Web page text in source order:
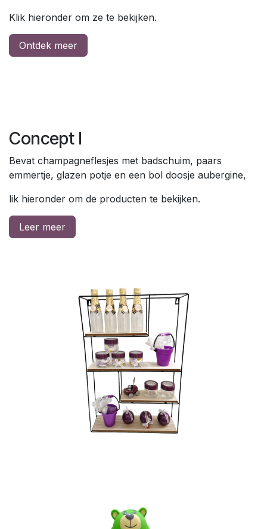
Klik hieronder om ze te bekijken.
Ontdek meer
Concept I
Bevat champagneflesjes met badschuim, paars
emmertje, glazen potje en een bol doosje aubergine,
lik hieronder om de producten te bekijken.
Leer meer